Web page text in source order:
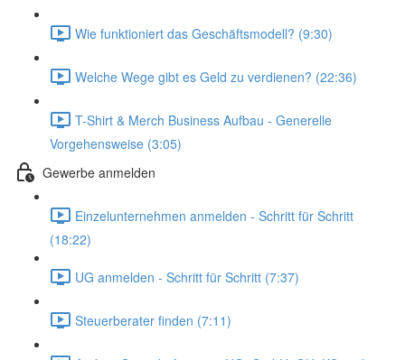
Wie funktioniert das Geschäftsmodell? (9:30)
Welche Wege gibt es Geld zu verdienen? (22:36)
T-Shirt & Merch Business Aufbau - Generelle
Vorgehensweise (3:05)
Gewerbe anmelden
Einzelunternehmen anmelden - Schritt für Schritt
(18:22)
UG anmelden - Schritt für Schritt (7:37)
Steuerberater finden (7:11)